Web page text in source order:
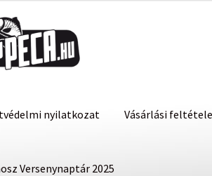
nyilatkozat Vásárlási
Versenynaptár 2025